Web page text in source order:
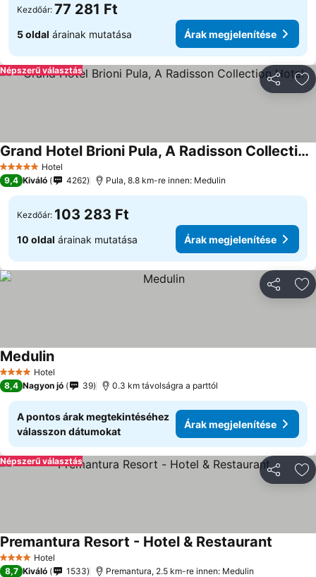
Kezdőár: 77 281 Ft
5 oldal árainak mutatása Árak megjelenítése
Népszerű választás
5 KategóriaHotel
Grand Hotel Brioni Pula, A Radisson Collection Hotel
9,4 Kiváló 4262 Pula, 8.8 km-re innen: Medulin
Kezdőár: 103 283 Ft
10 oldal árainak mutatása Árak megjelenítése
4 KategóriaHotel
Medulin
8,4 Nagyon jó 39 0.3 km távolságra a parttól
A pontos árak megtekintéséhez
válasszon dátumokat
Árak megjelenítése
Népszerű választás
4 KategóriaHotel
Premantura Resort - Hotel & Restaurant
8,7 Kiváló 1533 Premantura, 2.5 km-re innen: Medulin